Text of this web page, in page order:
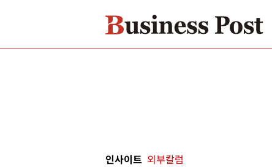
인사이트 외부칼럼